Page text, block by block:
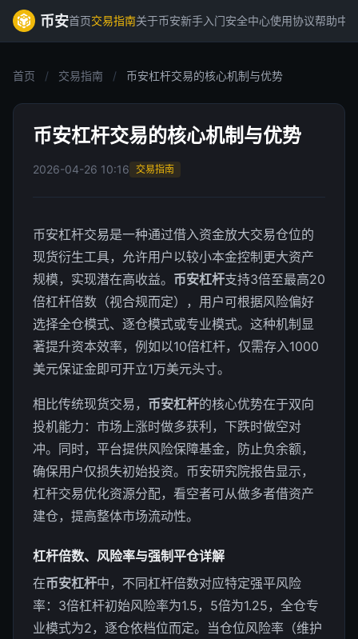
币安首页交易指南关于币安新手入门安全中心使用协议帮助中
首页 / 交易指南 / 币安杠杆交易的核心机制与优势
币安杠杆交易的核心机制与优势
2026-04-26 10:16 交易指南
币安杠杆交易是一种通过借入资金放大交易仓位的
现货衍生工具，允许用户以较小本金控制更大资产
规模，实现潜在高收益。 币安杠杆支持3倍至最高20
倍杠杆倍数（视合规而定），用户可根据风险偏好
选择全仓模式、逐仓模式或专业模式。这种机制显
著提升资本效率，例如以10倍杠杆，仅需存入1000
美元保证金即可开立1万美元头寸。
相比传统现货交易， 币安杠杆的核心优势在于双向
投机能力：市场上涨时做多获利，下跌时做空对
冲。同时，平台提供风险保障基金，防止负余额，
确保用户仅损失初始投资。币安研究院报告显示，
杠杆交易优化资源分配，看空者可从做多者借资产
建仓，提高整体市场流动性。
杠杆倍数、风险率与强制平仓详解
在币安杠杆中，不同杠杆倍数对应特定强平风险
率：3倍杠杆初始风险率为1.5，5倍为1.25，全仓专
业模式为2，逐仓依档位而定。当仓位风险率（维护